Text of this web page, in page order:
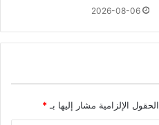
2026-08-06
الحقول الإلزامية مشار إليها بـ *